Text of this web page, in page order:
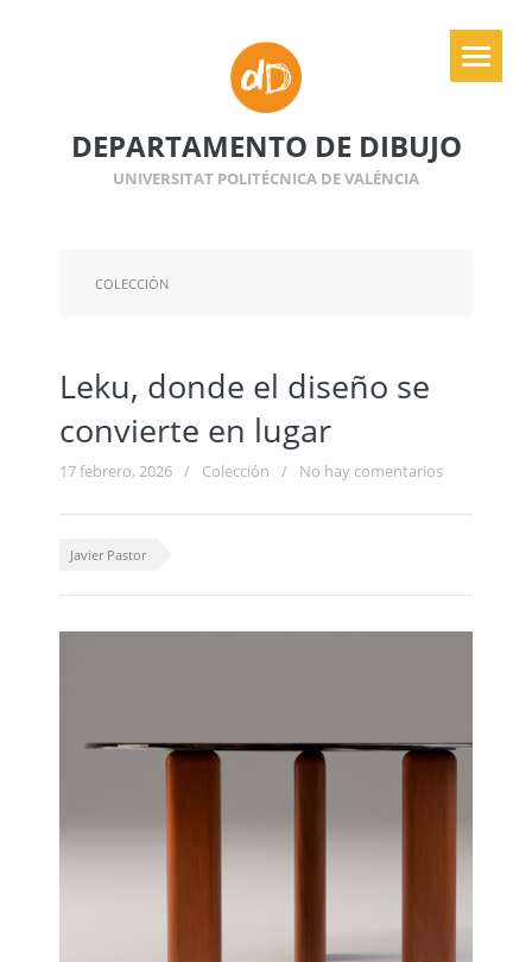
DEPARTAMENTO DE DIBUJO
UNIVERSITAT POLITÉCNICA DE VALÉNCIA
COLECCIÓN
Leku, donde el diseño se
convierte en lugar
17 febrero, 2026 / Colección / No hay comentarios
Javier Pastor